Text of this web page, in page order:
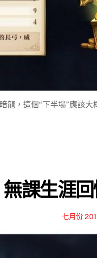
龍，這個“下半場”應該
無課生涯
七月份